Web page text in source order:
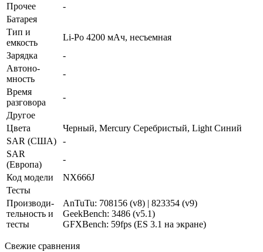
Прочее
-
Батарея
Тип и
емкость
Li-Po 4200 мАч, несъемная
Зарядка
-
Автоно­
мность
-
Время
разговора
-
Другое
Цвета
Черный, Mercury Серебристый, Light Синий
SAR (США)
-
SAR
(Европа)
-
Код модели
NX666J
Тесты
Производи­
тельность и
тесты
AnTuTu: 708156 (v8) | 823354 (v9)
GeekBench: 3486 (v5.1)
GFXBench: 59fps (ES 3.1 на экране)
Свежие сравнения